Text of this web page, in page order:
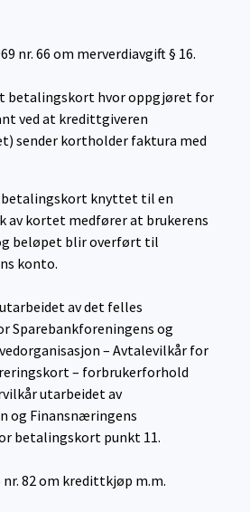
nr. 66 om merverdiavgift § 16.
betalingskort hvor oppgjøret for
ved at kredittgiveren
sender kortholder faktura med
knyttet til en
av kortet medfører at brukerens
beløpet blir overført til
konto.
av det felles
Sparebankforeningens og
– Avtalevilkår for
– forbrukerforhold
utarbeidet av
og Finansnæringens
betalingskort punkt 11.
nr. 82 om kredittkjøp m.m.